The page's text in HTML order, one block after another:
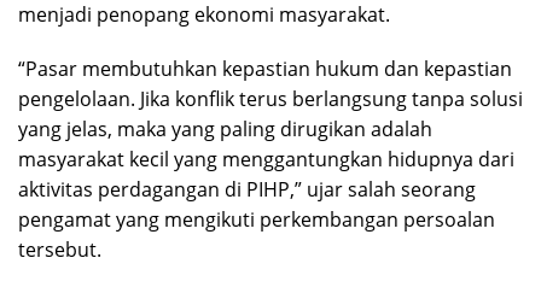
menjadi penopang ekonomi masyarakat.
“Pasar membutuhkan kepastian hukum dan kepastian
pengelolaan. Jika konflik terus berlangsung tanpa solusi
yang jelas, maka yang paling dirugikan adalah
masyarakat kecil yang menggantungkan hidupnya dari
aktivitas perdagangan di PIHP,” ujar salah seorang
pengamat yang mengikuti perkembangan persoalan
tersebut.